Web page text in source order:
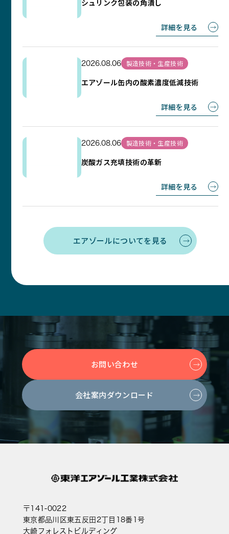
シュリンク包装の角潰し
詳細を見る
2026.08.06 製造技術・生産技術
エアゾール缶内の酸素濃度低減技術
詳細を見る
2026.08.06 製造技術・生産技術
炭酸ガス充填技術の革新
詳細を見る
エアゾールについてを見る
お問い合わせ
会社案内ダウンロード
〒141-0022
東京都品川区東五反田2丁目18番1号
大崎フォレストビルディング